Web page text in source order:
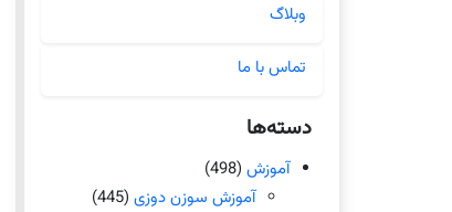
وبلاگ
تماس با ما
دسته‌ها
آموزش (498)
آموزش سوزن دوزی (445)